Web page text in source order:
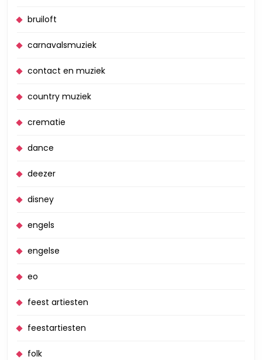
bruiloft
carnavalsmuziek
contact en muziek
country muziek
crematie
dance
deezer
disney
engels
engelse
eo
feest artiesten
feestartiesten
folk